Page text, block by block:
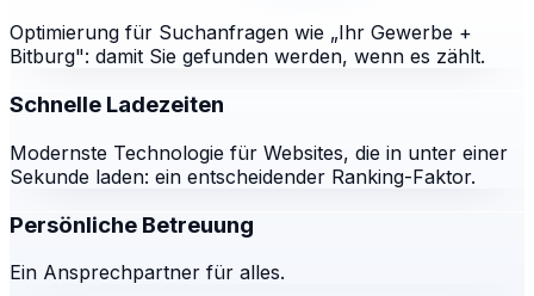
Optimierung für Suchanfragen wie „Ihr Gewerbe +
Bitburg": damit Sie gefunden werden, wenn es zählt.
Schnelle Ladezeiten
Modernste Technologie für Websites, die in unter einer
Sekunde laden: ein entscheidender Ranking-Faktor.
Persönliche Betreuung
Ein Ansprechpartner für alles.